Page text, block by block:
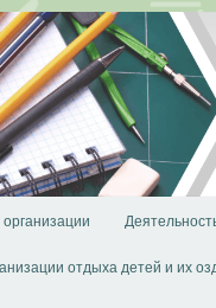
отдыха детей и их